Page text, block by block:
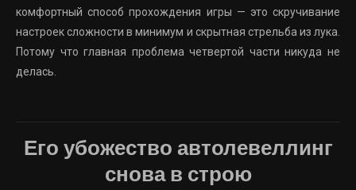
комфортный способ прохождения игры — это скручивание
настроек сложности в минимум и скрытная стрельба из лука.
Потому что главная проблема четвертой части никуда не
делась.
Его убожество автолевеллинг
снова в строю